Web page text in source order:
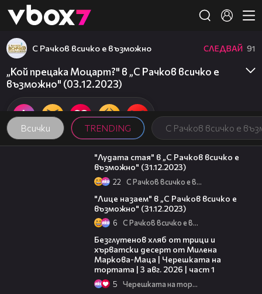
👾
Всички TRENDING С Рачков всичко е
С Рачков всичко е възможно СЛЕДВАЙ 91
„Кой прецака Моцарт?" в „С Рачков всичко е
възможно" (03.12.2023)
18:34
"Лудата стая" в „С Рачков всичко е
възможно" (31.12.2023)
22 С Рачков всичко е възможно
"Лице назаем" в „С Рачков всичко е
възможно" (31.12.2023)
6 С Рачков всичко е възможно
Безглутенов хляб от трици и
хърватски десерт от Милена
Маркова-Маца | Черешката на
тортата | 3 авг. 2026 | част 1
5 Черешката на тортата